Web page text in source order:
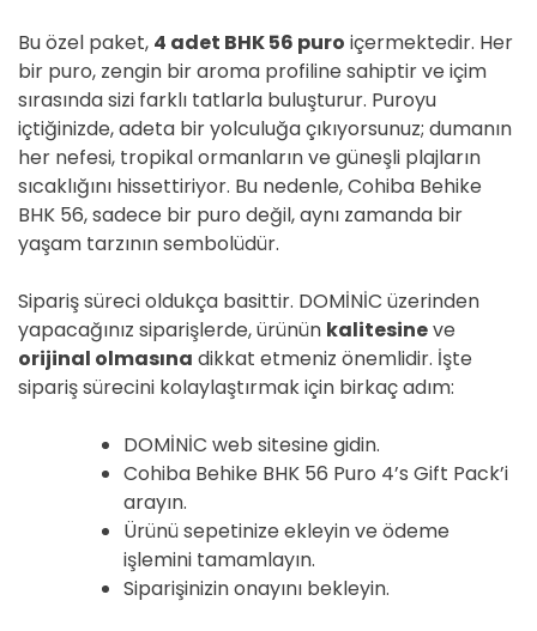
Bu özel paket, 4 adet BHK 56 puro içermektedir. Her
bir puro, zengin bir aroma profiline sahiptir ve içim
sırasında sizi farklı tatlarla buluşturur. Puroyu
içtiğinizde, adeta bir yolculuğa çıkıyorsunuz; dumanın
her nefesi, tropikal ormanların ve güneşli plajların
sıcaklığını hissettiriyor. Bu nedenle, Cohiba Behike
BHK 56, sadece bir puro değil, aynı zamanda bir
yaşam tarzının sembolüdür.
Sipariş süreci oldukça basittir. DOMİNİC üzerinden
yapacağınız siparişlerde, ürünün kalitesineve
orijinal olmasına dikkat etmeniz önemlidir. İşte
sipariş sürecini kolaylaştırmak için birkaç adım:
DOMİNİC web sitesine gidin.
Cohiba Behike BHK 56 Puro 4’s Gift Pack’i
arayın.
Ürünü sepetinize ekleyin ve ödeme
işlemini tamamlayın.
Siparişinizin onayını bekleyin.